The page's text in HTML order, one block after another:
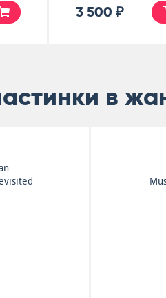
3 500 ₽
в